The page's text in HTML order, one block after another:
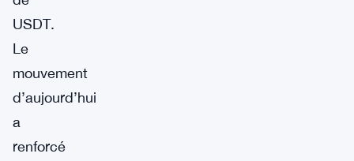
USDT.
Le
mouvement
d’aujourd’hui
a
renforcé